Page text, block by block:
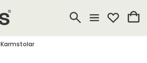
Karmstolar